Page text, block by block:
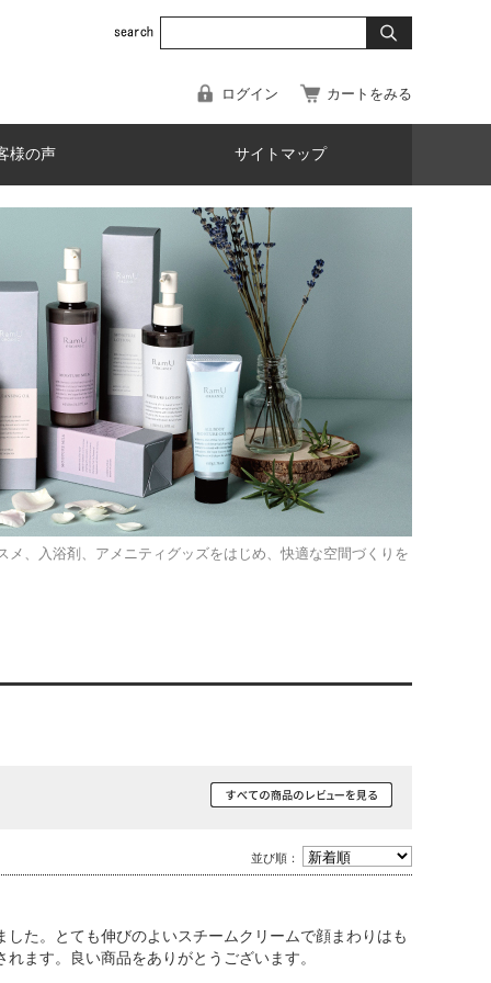
ログイン カートをみる
様の声 サイトマップ
、入浴剤、アメニティグッズをはじめ、快適な空間づくりを
並び順：
た。とても伸びのよいスチームクリームで顔まわりはも
ます。良い商品をありがとうございます。